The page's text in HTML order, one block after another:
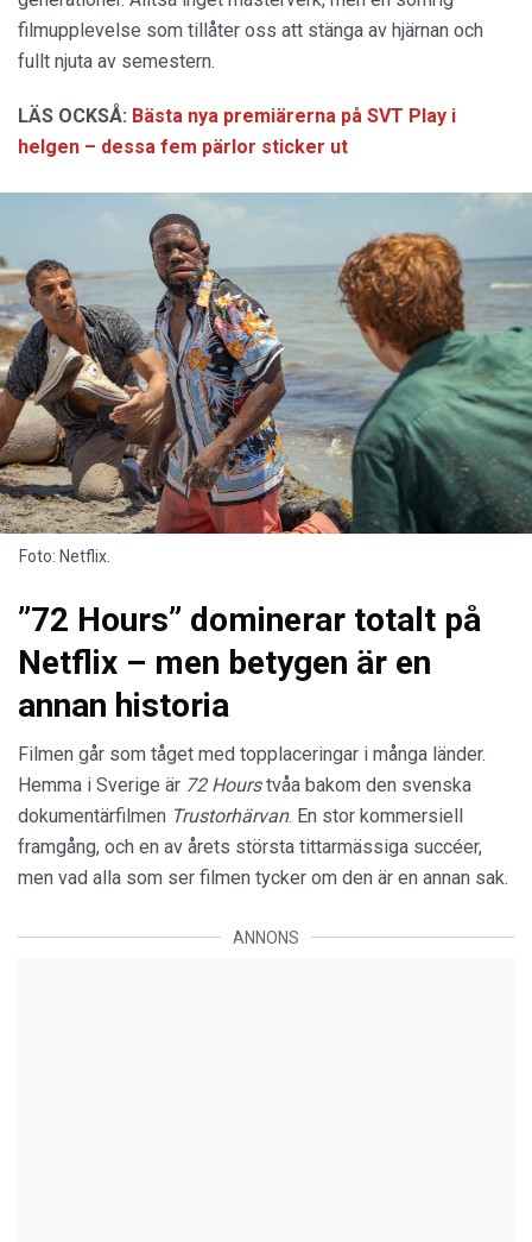
filmupplevelse som tillåter oss att stänga av hjärnan och
fullt njuta av semestern.
LÄS OCKSÅ: Bästa nya premiärerna på SVT Play i
helgen – dessa fem pärlor sticker ut
Foto: Netflix.
”72 Hours” dominerar totalt på
Netflix – men betygen är en
annan historia
Filmen går som tåget med topplaceringar i många länder.
Hemma i Sverige är 72 Hourstvåa bakom den svenska
dokumentärfilmen Trustorhärvan. En stor kommersiell
framgång, och en av årets största tittarmässiga succéer,
men vad alla som ser filmen tycker om den är en annan sak.
ANNONS